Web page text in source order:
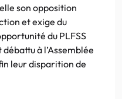
son opposition
et exige du
du PLFSS
à l’Assemblée
leur disparition de